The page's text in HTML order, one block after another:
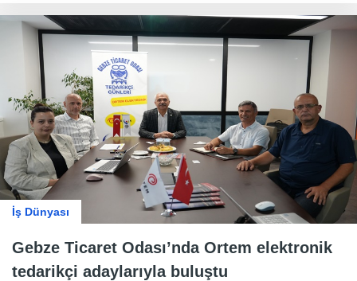
İş Dünyası
Gebze Ticaret Odası’nda Ortem elektronik
tedarikçi adaylarıyla buluştu